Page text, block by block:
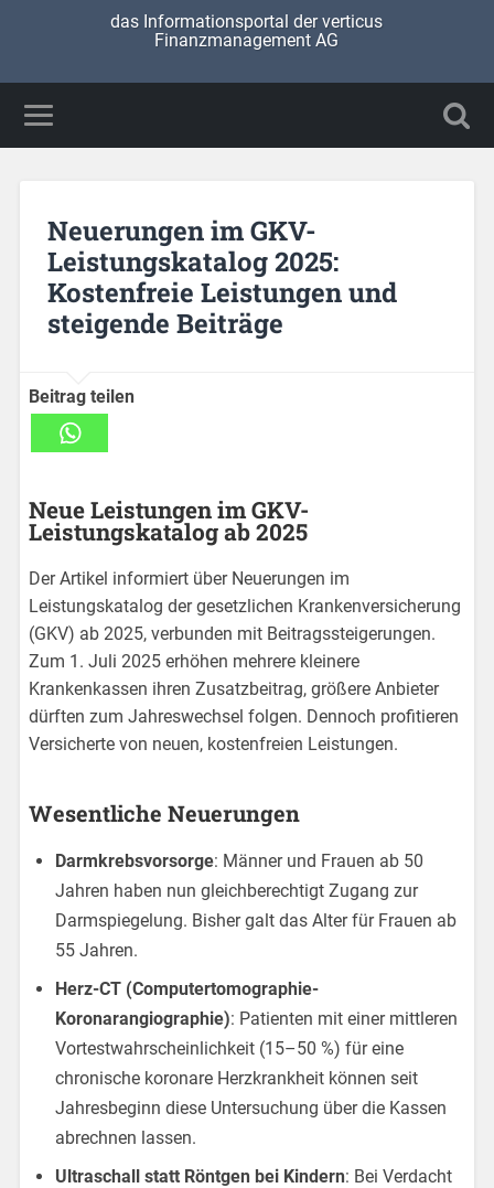
das Informationsportal der verticus
Finanzmanagement AG
Neuerungen im GKV-
Leistungskatalog 2025:
Kostenfreie Leistungen und
steigende Beiträge
Beitrag teilen
Neue Leistungen im GKV-
Leistungskatalog ab 2025
Der Artikel informiert über Neuerungen im
Leistungskatalog der gesetzlichen Krankenversicherung
(GKV) ab 2025, verbunden mit Beitragssteigerungen.
Zum 1. Juli 2025 erhöhen mehrere kleinere
Krankenkassen ihren Zusatzbeitrag, größere Anbieter
dürften zum Jahreswechsel folgen. Dennoch profitieren
Versicherte von neuen, kostenfreien Leistungen.
Wesentliche Neuerungen
Darmkrebsvorsorge: Männer und Frauen ab 50
Jahren haben nun gleichberechtigt Zugang zur
Darmspiegelung. Bisher galt das Alter für Frauen ab
55 Jahren.
Herz-CT (Computertomographie-
Koronarangiographie): Patienten mit einer mittleren
Vortestwahrscheinlichkeit (15–50 %) für eine
chronische koronare Herzkrankheit können seit
Jahresbeginn diese Untersuchung über die Kassen
abrechnen lassen.
Ultraschall statt Röntgen bei Kindern: Bei Verdacht